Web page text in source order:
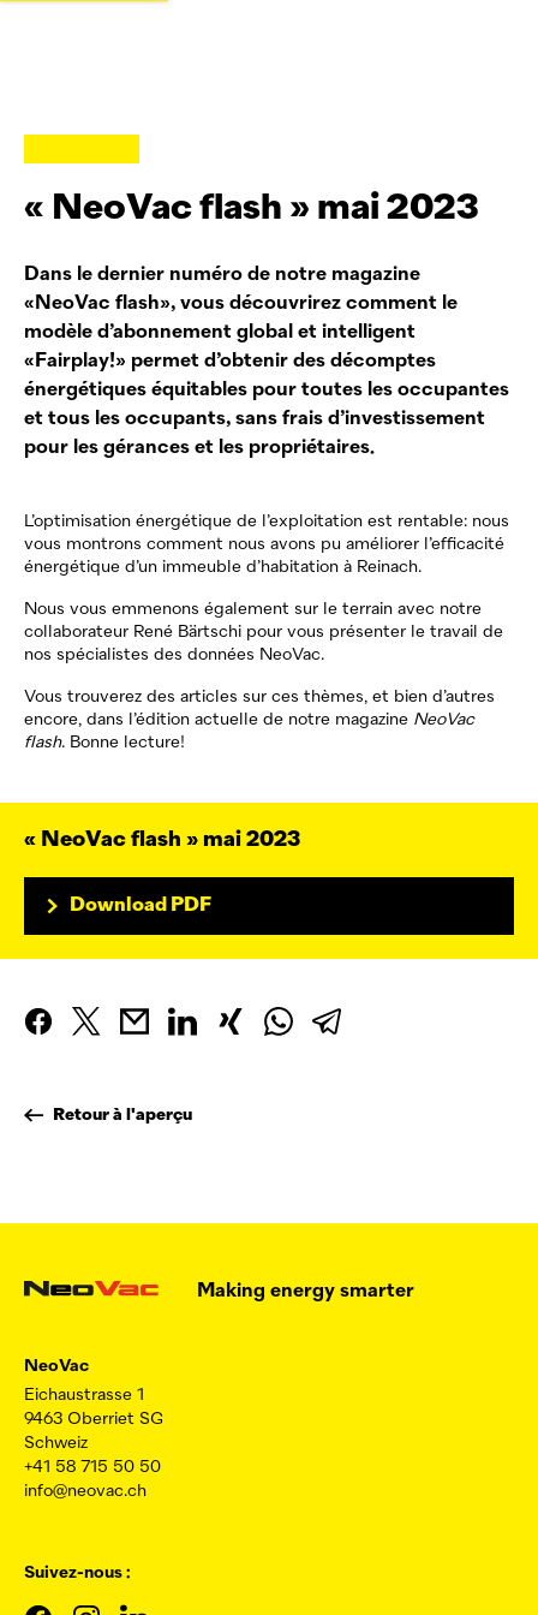
« NeoVac flash » mai 2023
Dans le dernier numéro de notre magazine
« NeoVac flash», vous découvrirez comment le
modèle d’abonnement global et intelligent
«Fairplay!» permet d’obtenir des décomptes
énergétiques équitables pour toutes les occupantes
et tous les occupants, sans frais d’investissement
pour les gérances et les propriétaires.
L’optimisation énergétique de l’exploitation est rentable: nous
vous montrons comment nous avons pu améliorer l’efficacité
énergétique d’un immeuble d’habitation à Reinach.
Nous vous emmenons également sur le terrain avec notre
collaborateur René Bärtschi pour vous présenter le travail de
nos spécialistes des données NeoVac.
Vous trouverez des articles sur ces thèmes, et bien d’autres
encore, dans l’édition actuelle de notre magazine NeoVac
flash. Bonne lecture!
« NeoVac flash » mai 2023
Download PDF
Retour à l'aperçu
Making energy smarter
NeoVac
Eichaustrasse 1
9463 Oberriet SG
Schweiz
+41 58 715 50 50
info@neovac.ch
Suivez-nous :